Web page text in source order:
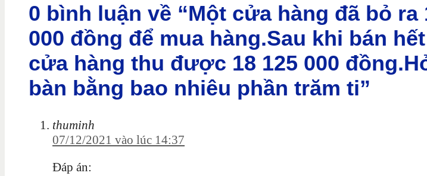
0 bình luận về “Một cửa hàng đã bỏ ra
000 đồng để mua hàng.Sau khi bán
cửa hàng thu được 18 125 000
bàn bằng bao nhiêu phần trăm ti”
thuminh
07/12/2021 vào lúc 14:37
Đáp án: